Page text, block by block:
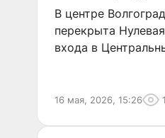
В центре
перекрыта
входа в
16 мая, 2026, 15:26